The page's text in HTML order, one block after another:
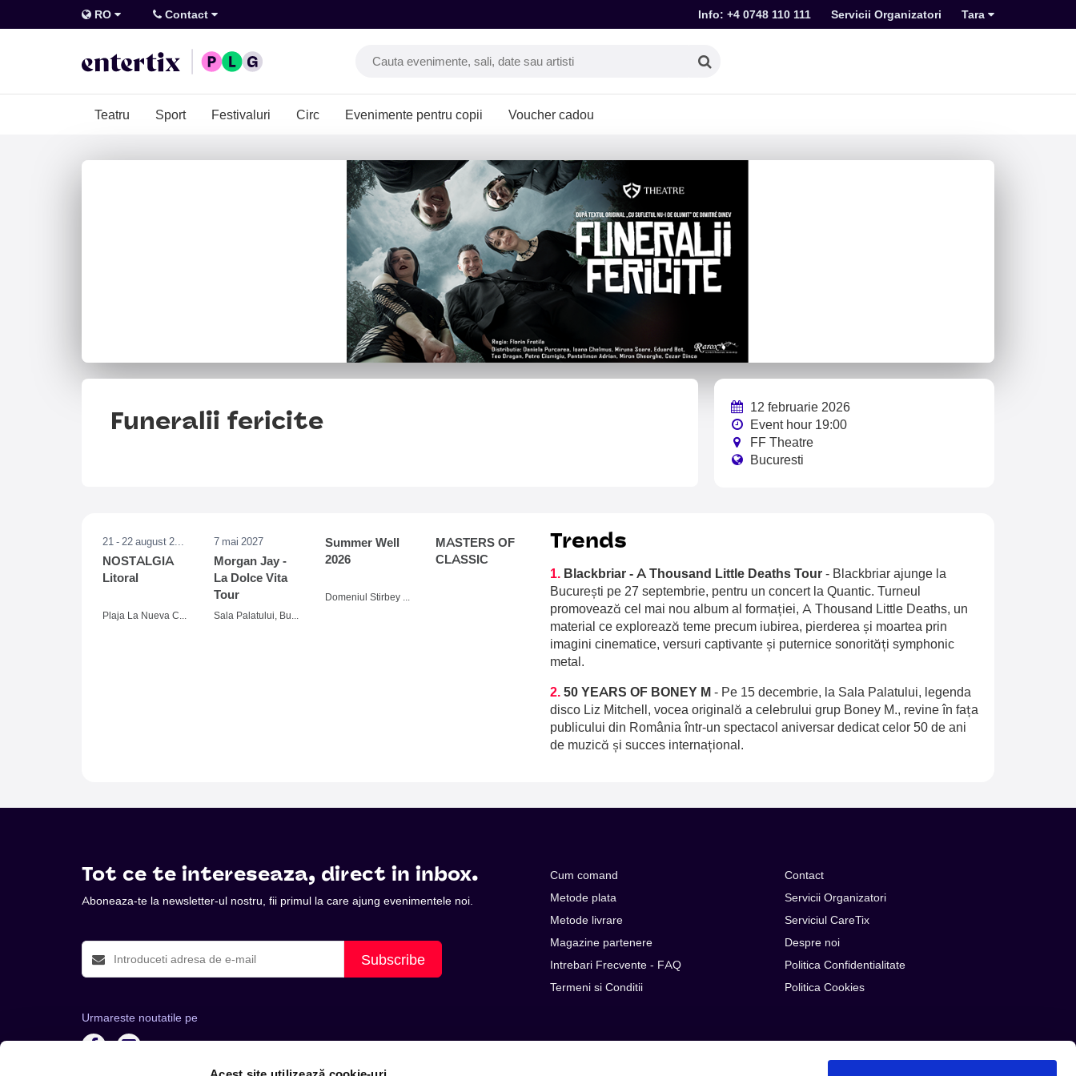
RO Contact Info: +4 0748 110 111 Servicii Organizatori Tara
Teatru Sport Festivaluri Circ Evenimente pentru copii Voucher cadou
Funeralii fericite
12 februarie 2026
Event hour 19:00
FF Theatre
Bucuresti
21 - 22 august 2026
NOSTALGIA
Litoral
Plaja La Nueva Cucaracha, Mamaia
7 mai 2027
Morgan Jay -
La Dolce Vita
Tour
Sala Palatului, Bucuresti
Summer Well
2026
Domeniul Stirbey Voda, Buftea
MASTERS OF
CLASSIC
Trends
1. Blackbriar - A Thousand Little Deaths Tour - Blackbriar ajunge la
București pe 27 septembrie, pentru un concert la Quantic. Turneul
promovează cel mai nou album al formației, A Thousand Little Deaths, un
material ce explorează teme precum iubirea, pierderea și moartea prin
imagini cinematice, versuri captivante și puternice sonorități symphonic
metal.
2. 50 YEARS OF BONEY M - Pe 15 decembrie, la Sala Palatului, legenda
disco Liz Mitchell, vocea originală a celebrului grup Boney M., revine în fața
publicului din România într-un spectacol aniversar dedicat celor 50 de ani
de muzică și succes internațional.
Tot ce te intereseaza, direct in inbox.
Aboneaza-te la newsletter-ul nostru, fii primul la care ajung evenimentele noi.
Subscribe
Urmareste noutatile pe
Cum comand
Metode plata
Metode livrare
Magazine partenere
Intrebari Frecvente - FAQ
Termeni si Conditii
Contact
Servicii Organizatori
Serviciul CareTix
Despre noi
Politica Confidentialitate
Politica Cookies